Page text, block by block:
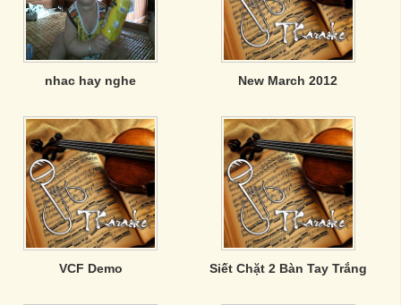
nhac hay nghe New March 2012
VCF Demo Siết Chặt 2 Bàn Tay Trắng